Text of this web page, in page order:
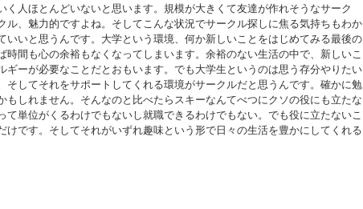
く人ほとんどいないと思います。規模が大きくて友達が作れそうなサーク
ル、魅力的ですよね。そしてこんな状況でサークル探しに焦る気持ちもわか
いいと思うんです。大学という環境、何か新しいことをはじめてみる最後の
時間も心の余裕もなくなってしまいます。余裕のない生活の中で、新しいこ
ギーが必要なことだとおもいます。でも大学生というのは思う存分やりたい
そしてそれをサポートしてくれる環境がサークルだと思うんです。確かに勉
もしれません。そんなのと比べたらスキーなんてべつにクソの役にも立たな
て単位がくるわけでもないし就職できるわけでもない。でも役に立たないこ
けです。そしてそれがいずれ趣味という形で日々の生活を豊かにしてくれる